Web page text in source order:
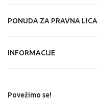
PONUDA ZA PRAVNA LICA
INFORMACIJE
Povežimo se!